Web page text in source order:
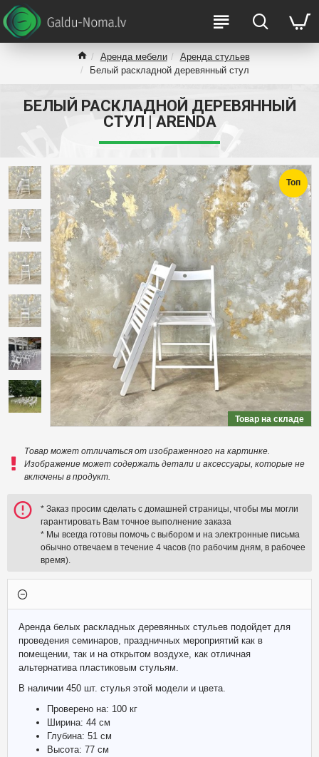
Аренда мебели
Аренда стульев
Белый раскладной деревянный стул
БЕЛЫЙ РАСКЛАДНОЙ ДЕРЕВЯННЫЙ
СТУЛ | ARENDA
Топ
Товар на складе
Товар может отличаться от изображенного на картинке.
Изображение может содержать детали и аксессуары, которые не
включены в продукт.
* Заказ просим сделать с домашней страницы, чтобы мы могли
гарантировать Вам точное выполнение заказа
* Мы всегда готовы помочь с выбором и на электронные письма
обычно отвечаем в течение 4 часов (по рабочим дням, в рабочее
время).
Аренда белых раскладных деревянных стульев подойдет для
проведения семинаров, праздничных мероприятий как в
помещении, так и на открытом воздухе, как отличная
альтернатива пластиковым стульям.
В наличии 450 шт. стулья этой модели и цвета.
Проверено на: 100 кг
Ширина: 44 см
Глубина: 51 см
Высота: 77 см